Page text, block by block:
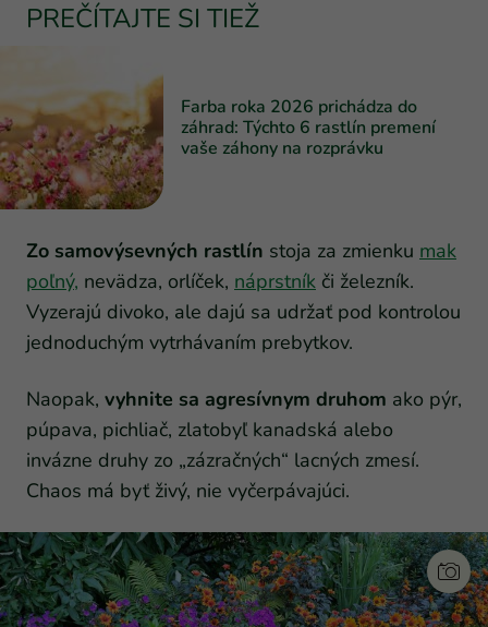
PREČÍTAJTE SI TIEŽ
Farba roka 2026 prichádza do
záhrad: Týchto 6 rastlín premení
vaše záhony na rozprávku
Zo samovýsevných rastlín stoja za zmienku mak
poľný, nevädza, orlíček, náprstník či železník.
Vyzerajú divoko, ale dajú sa udržať pod kontrolou
jednoduchým vytrhávaním prebytkov.
Naopak, vyhnite sa agresívnym druhom ako pýr,
púpava, pichliač, zlatobyľ kanadská alebo
invázne druhy zo „zázračných“ lacných zmesí.
Chaos má byť živý, nie vyčerpávajúci.